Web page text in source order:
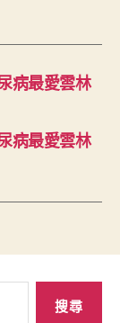
病最愛雲林
病最愛雲林